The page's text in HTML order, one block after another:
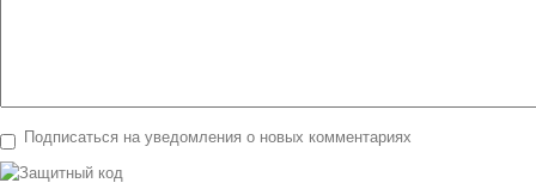
Подписаться на уведомления о новых комментариях